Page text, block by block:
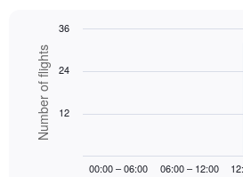
displaying
values.
Range:
900.
Bar
chart
with
bars.
The
Chart
graphic.
Number of flights
00:00 – 06:00 06:00 – 12:00
12
24
36